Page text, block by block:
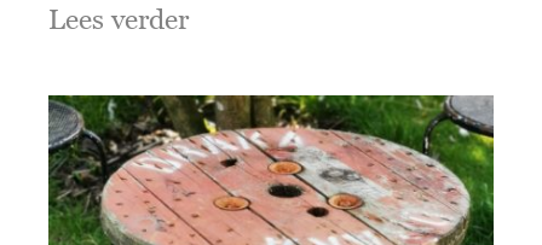
Lees verder